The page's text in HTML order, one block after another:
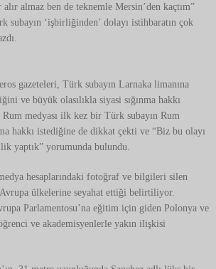
almaz ben de teknemle Mersin’den kaçtım”
subayın ‘işbirliğinden’ dolayı istihbaratın çok
gazeteleri, Türk subayın Larnaka limanına
ve büyük olasılıkla siyasi sığınma hakkı
Rum medyası ilk kez bir Türk subayın Rum
hakkı istediğine de dikkat çekti ve “Biz bu olayı
yaptık” yorumunda bulundu.
hesaplarındaki fotoğraf ve bilgileri silen
ülkelerine seyahat ettiği belirtiliyor.
Parlamentosu’na eğitim için giden Polonya ve
ve akademisyenlerle yakın ilişkisi